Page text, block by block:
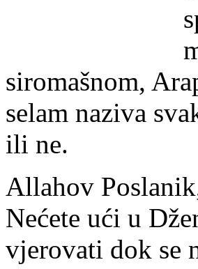
siromašnom,
selam naziva
ili ne.
Allahov
Nećete ući u
vjerovati dok se